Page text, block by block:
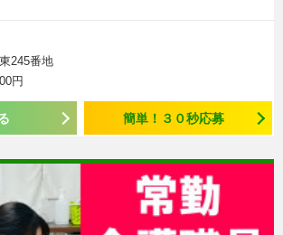
245番地
円
簡単！３０秒応募